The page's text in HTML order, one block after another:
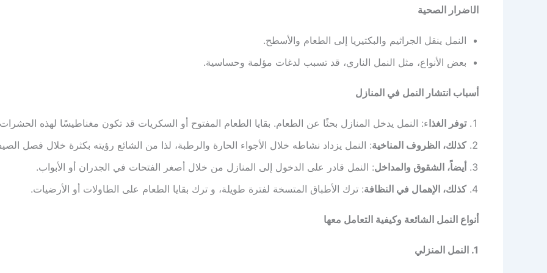
الاضرار الصحية
النمل ينقل الجراثيم والبكتيريا إلى الطعام والأسطح.
بعض الأنواع، مثل النمل الناري، قد تسبب لدغات مؤلمة وحساسية.
أسباب انتشار النمل في المنازل
توفر الغذا ء: النمل يدخل المنازل بحثًا عن الطعام. بقايا الطعام المفتوح أو السكريات قد تكون مغناطيسًا لهذه
كذلك، الظروف المناخية: النمل يزداد نشاطه خلال الأجواء الحارة والرطبة، لذا من الشائع رؤيته بكثرة خلال فصل
أيضاً، الشقوق والمداخل: النمل قادر على الدخول إلى المنازل من خلال أصغر الفتحات في الجدران أو الأبواب.
كذلك، الإهمال في النظافة: ترك الأطباق المتسخة لفترة طويلة، و ترك بقايا الطعام على الطاولات أو الأرضيات.
أنواع النمل الشائعة وكيفية التعامل معها
1. النمل المنزلي